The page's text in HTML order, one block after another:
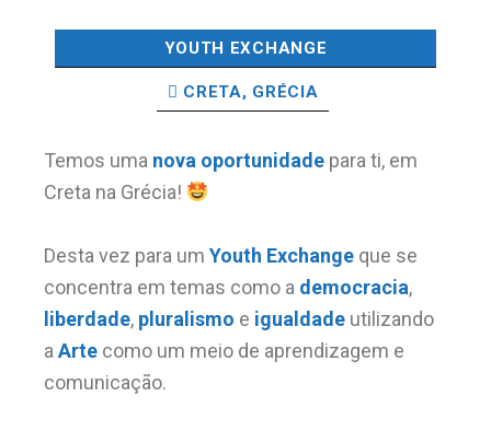
YOUTH EXCHANGE
CRETA, GRÉCIA
Temos uma nova oportunidade para ti, em
Creta na Grécia!
Desta vez para um Youth Exchange que se
concentra em temas como a democracia,
liberdade, pluralismo e igualdade utilizando
a Arte como um meio de aprendizagem e
comunicação.